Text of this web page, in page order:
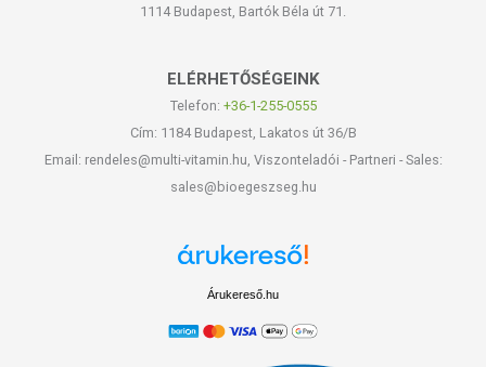
1114 Budapest, Bartók Béla út 71.
ELÉRHETŐSÉGEINK
Telefon: +36-1-255-0555
Cím: 1184 Budapest, Lakatos út 36/B
Email: rendeles@multi-vitamin.hu, Viszonteladói - Partneri - Sales:
sales@bioegeszseg.hu
Árukereső.hu